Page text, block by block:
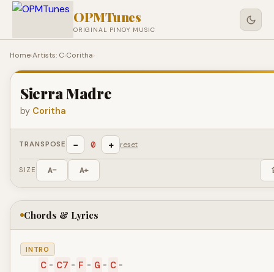
OPMTunes
ORIGINAL PINOY MUSIC
Home›Artists: C›Coritha›
Sierra Madre
by Coritha
TRANSPOSE − 0 + reset
SIZE A− A+
Chords & Lyrics
INTRO
C - C7 - F - G - C -